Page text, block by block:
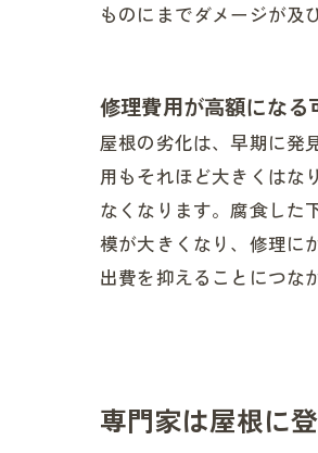
ものにまでダメージが及
修理費用が高額になる
屋根の劣化は、早期に発
用もそれほど大きくはな
なくなります。腐食した
模が大きくなり、修理に
出費を抑えることにつな
専門家は屋根に